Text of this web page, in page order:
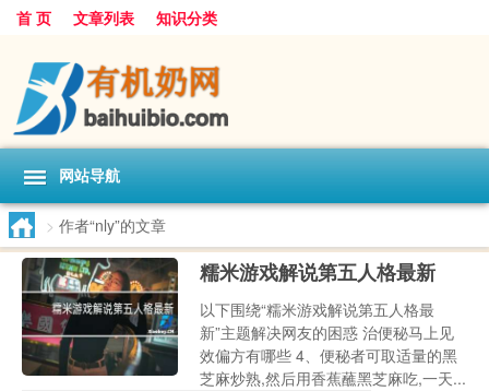
首 页 文章列表 知识分类
网站导航
> 作者“nly”的文章
糯米游戏解说第五人格最新
以下围绕“糯米游戏解说第五人格最
新”主题解决网友的困惑 治便秘马上见
效偏方有哪些 4、便秘者可取适量的黑
芝麻炒熟,然后用香蕉蘸黑芝麻吃,一天...